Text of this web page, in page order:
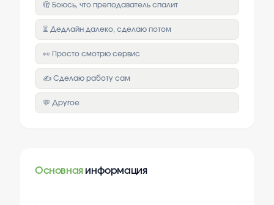
🫣 Боюсь, что преподаватель спалит
⏳ Дедлайн далеко, сделаю потом
👀 Просто смотрю сервис
✍️ Сделаю работу сам
💬 Другое
Основная информация